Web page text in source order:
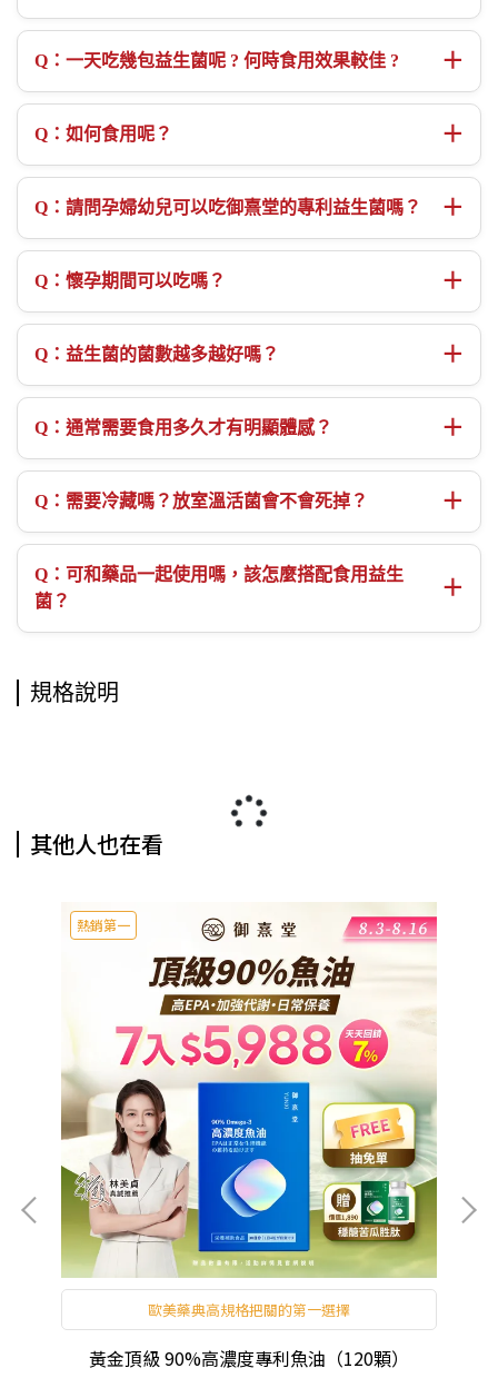
Q：一天吃幾包益生菌呢 ? 何時食用效果較佳 ? ＋
Q：如何食用呢？ ＋
Q：請問孕婦幼兒可以吃御熹堂的專利益生菌嗎？ ＋
Q：懷孕期間可以吃嗎？ ＋
Q：益生菌的菌數越多越好嗎？ ＋
Q：通常需要食用多久才有明顯體感？ ＋
Q：需要冷藏嗎？放室溫活菌會不會死掉？ ＋
Q：可和藥品一起使用嗎，該怎麼搭配食用益生
菌？
＋
規格說明
其他人也在看
熱銷第一
歐美藥典高規格把關的第一選擇
黃金頂級 90%高濃度專利魚油（120顆）